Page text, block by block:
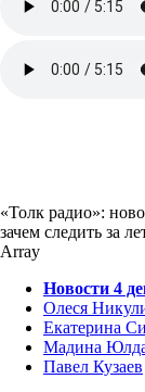
«Толк радио»:
зачем следить за
Array
Новости 4
Олеся
Екатерина
Мадина
Павел Кузаев